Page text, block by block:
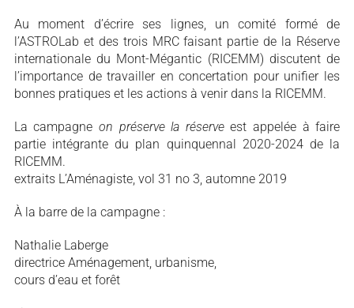
Au moment d’écrire ses lignes, un comité formé de
l’ASTROLab et des trois MRC faisant partie de la Réserve
internationale du Mont-Mégantic (RICEMM) discutent de
l’importance de travailler en concertation pour unifier les
bonnes pratiques et les actions à venir dans la RICEMM.
La campagneon préserve la réserveest appelée à faire
partie intégrante du plan quinquennal 2020-2024 de la
RICEMM.
extraits L’Aménagiste, vol 31 no 3, automne 2019
À la barre de la campagne :
Nathalie Laberge
directrice Aménagement, urbanisme,
cours d’eau et forêt